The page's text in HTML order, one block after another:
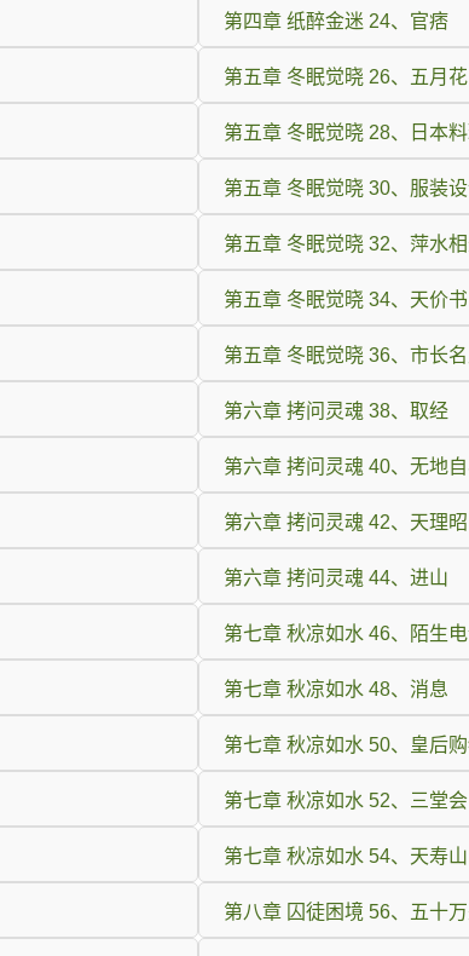
第四章 纸醉金迷 24、官痞
第五章 冬眠觉晓 26、五月花
第五章 冬眠觉晓 28、日本
第五章 冬眠觉晓 30、服装
第五章 冬眠觉晓 32、萍水
第五章 冬眠觉晓 34、天价书
第五章 冬眠觉晓 36、市长
第六章 拷问灵魂 38、取经
第六章 拷问灵魂 40、无地
第六章 拷问灵魂 42、天理
第六章 拷问灵魂 44、进山
第七章 秋凉如水 46、陌生
第七章 秋凉如水 48、消息
第七章 秋凉如水 50、皇后
第七章 秋凉如水 52、三堂
第七章 秋凉如水 54、天寿山
第八章 囚徒困境 56、五十